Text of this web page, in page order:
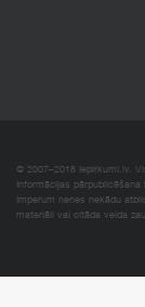
© 2007–2018 Iepirkumi.lv.
Informācijas
Imperum nenes nekādu
materiāli vai citāda veida